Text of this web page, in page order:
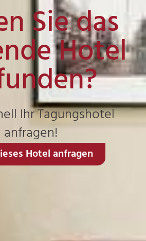
Sie das
Hotel
Ihr Tagungshotel
anfragen!
Hotel anfragen